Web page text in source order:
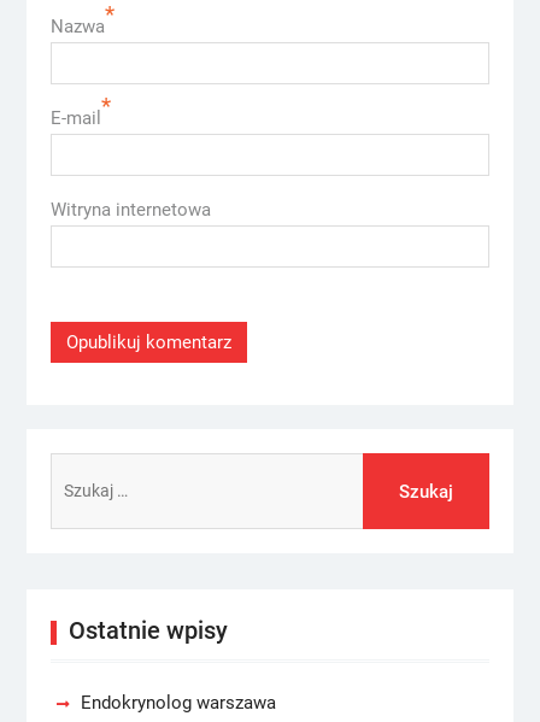
Nazwa*
E-mail *
Witryna internetowa
Ostatnie wpisy
Endokrynolog warszawa